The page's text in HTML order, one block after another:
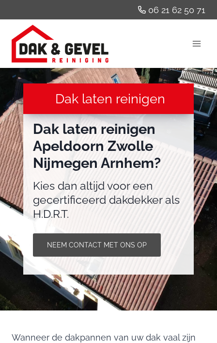
naar
inhoud
06 21 62 50 71
Dak laten reinigen
Dak laten reinigen
Apeldoorn Zwolle
Nijmegen Arnhem?
Kies dan altijd voor een
gecertificeerd dakdekker als
H.D.R.T.
NEEM CONTACT MET ONS OP
Wanneer de dakpannen van uw dak vaal zijn